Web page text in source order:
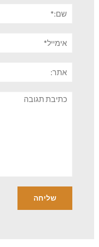
תגובה